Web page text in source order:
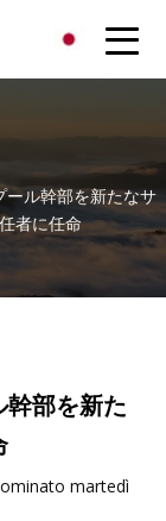
ール幹部を新たなサ
者に任命
部を新た
martedì